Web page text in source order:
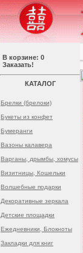
В корзине: 0
Заказать!
КАТАЛОГ
Брелки (брелоки)
Букеты из конфет
Бумеранги
Вазоны калавера
Варганы, дрымбы, хомусы
Визитницы, Кошельки
Волшебные подарки
Декоративные зеркала
Детские площадки
Ежедневники, Блокноты
Закладки для книг